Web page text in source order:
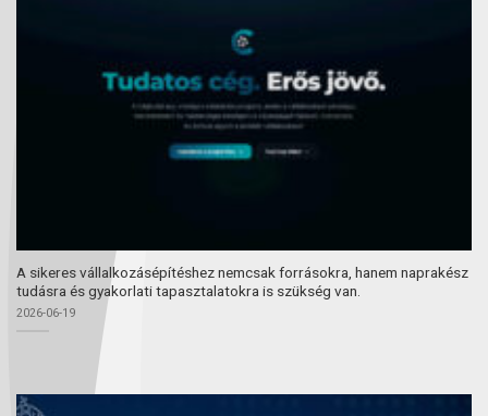
A sikeres vállalkozásépítéshez nemcsak forrásokra, hanem naprakész
tudásra és gyakorlati tapasztalatokra is szükség van.
2026-06-19